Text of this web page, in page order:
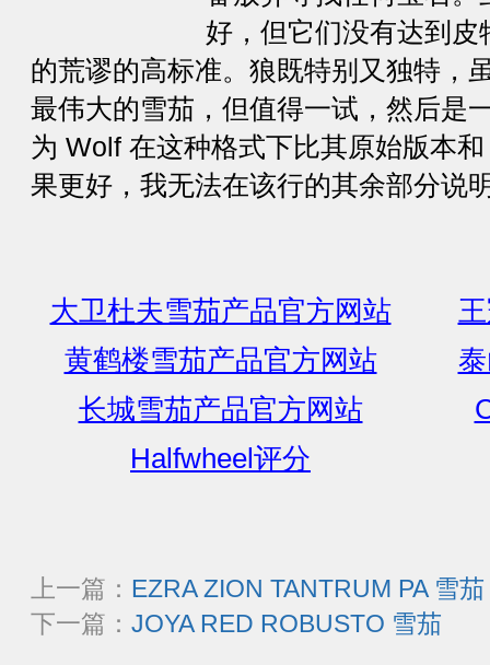
好，但它们没有达到
的荒谬的高标准。狼既特别又独特，
最伟大的雪茄，但值得一试，然后是
为 Wolf 在这种格式下比其原始版本
果更好，我无法在该行的其余部分说
大卫杜夫雪茄产品官方网站
黄鹤楼雪茄产品官方网站
长城雪茄产品官方网站
Halfwheel评分
上一篇： EZRA ZION TANTRUM PA 雪茄
下一篇： JOYA RED ROBUSTO 雪茄